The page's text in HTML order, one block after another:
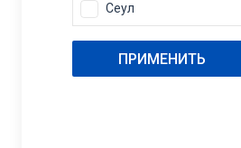
Челябинск
Сеул
ПРИМЕНИТЬ